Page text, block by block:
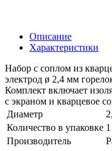
Описание
Характеристики
Набор с соплом из
электрод ø 2,4 мм
Комплект включает
с экраном и кварцевое
Диаметр
Количество в упаковке 1
Производитель